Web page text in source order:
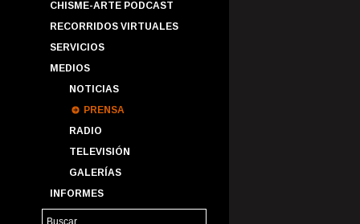
CHISME-ARTE PODCAST
RECORRIDOS VIRTUALES
SERVICIOS
MEDIOS
NOTICIAS
PRENSA
RADIO
TELEVISIÓN
GALERÍAS
INFORMES